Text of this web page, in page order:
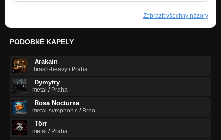
Zobrazit všechny názory
PODOBNÉ KAPELY
Arakain
thrash-heavy / Praha
Dymytry
metal / Praha
Rosa Nocturna
metal-symphonic / Brno
Törr
metal / Praha